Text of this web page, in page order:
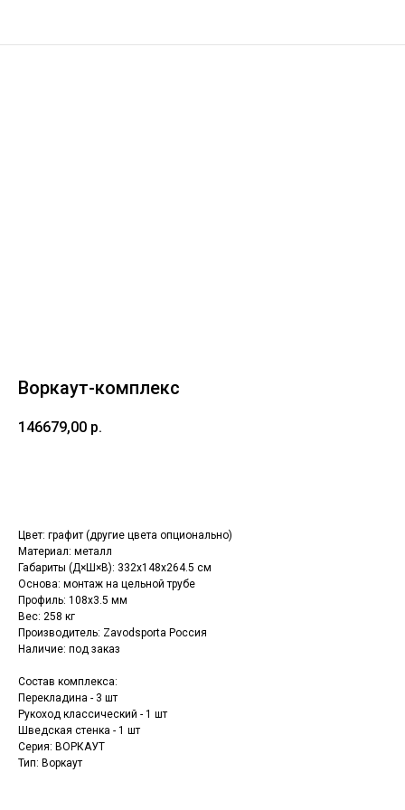
Воркаут-комплекс
146679,00 р.
Цвет: графит (другие цвета опционально)
Материал: металл
Габариты (Д×Ш×В): 332х148х264.5 см
Основа: монтаж на цельной трубе
Профиль: 108х3.5 мм
Вес: 258 кг
Производитель: Zavodsporta Россия
Наличие: под заказ
Состав комплекса:
Перекладина - 3 шт
Рукоход классический - 1 шт
Шведская стенка - 1 шт
Серия: ВОРКАУТ
Тип: Воркаут